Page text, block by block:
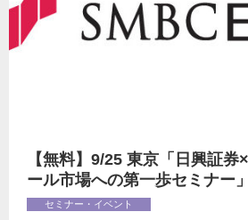
【無料】9/25 東京「日興証券
ール市場への第⼀歩セミナー
セミナー・イベント